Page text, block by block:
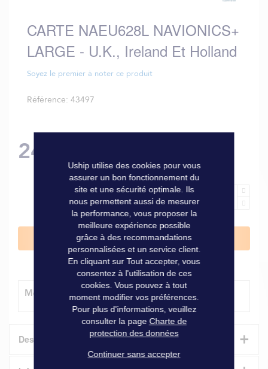
of
the
images
CARTE NAEU628L NAVIONICS+
LARGE - U.K., Ireland Et Holland
Soyez le premier à noter ce produit
Référence 43497
249,00 €
Ajouter au panier
Modes de livraison
Description +
Uship utilise des cookies pour vous
assurer un bon fonctionnement du
site et une sécurité optimale. Ils
nous permettent aussi de mesurer
la performance, vous proposer la
meilleure expérience possible
grâce à des recommandations
personnalisées et un service client.
En cliquant sur Tout accepter, vous
consentez à l'utilisation de ces
cookies. Vous pouvez à tout
moment modifier vos préférences.
Pour plus d'informations, veuillez
consulter la page Charte de
protection des données
Continuer sans accepter